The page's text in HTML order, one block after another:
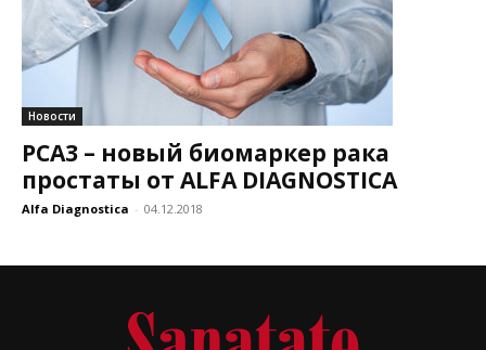
Новости
PCA3 – новый биомаркер рака
простаты от ALFA DIAGNOSTICA
Alfa Diagnostica - 04.12.2018